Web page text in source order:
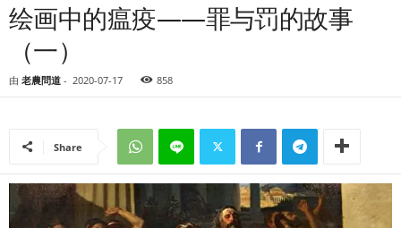
绘画中的瘟疫——罪与罚的故事
（一）
由 老農問道 - 2020-07-17 858
Share